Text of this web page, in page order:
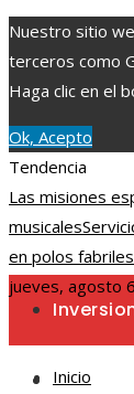
Nuestro sitio
terceros como
Haga clic en el
Ok, Acepto
Tendencia
Las misiones
musicales
en polos
jueves, agosto 6
Ciencia
Inicio